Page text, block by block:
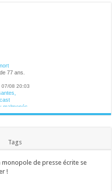
77 ans.
07/08 20:03
de
08 19:56
William
l'album
proches
Tags
monopole de presse écrite se
!